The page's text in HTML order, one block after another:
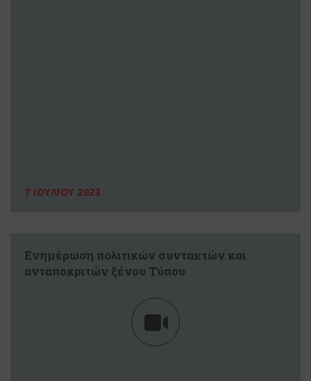
7 ΙΟΥΛΙΟΥ 2023
Ενημέρωση πολιτικών συντακτών και
ανταποκριτών ξένου Τύπου